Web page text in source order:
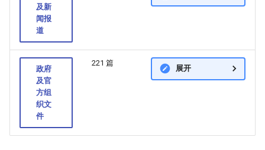
及新
闻报
道
政府
及官
方组
织文
件
221 篇
展开